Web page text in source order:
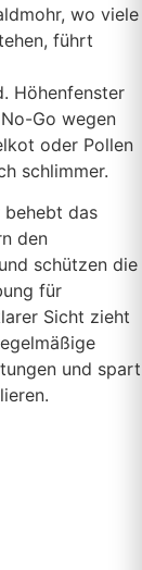
wo viele
führt
Höhenfenster
Go wegen
oder Pollen
schlimmer.
behebt das
den
schützen die
für
Sicht zieht
und spart